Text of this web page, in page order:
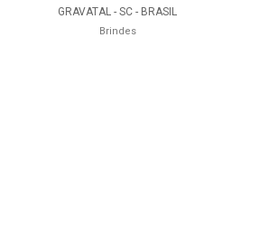
GRAVATAL - SC - BRASIL
Brindes